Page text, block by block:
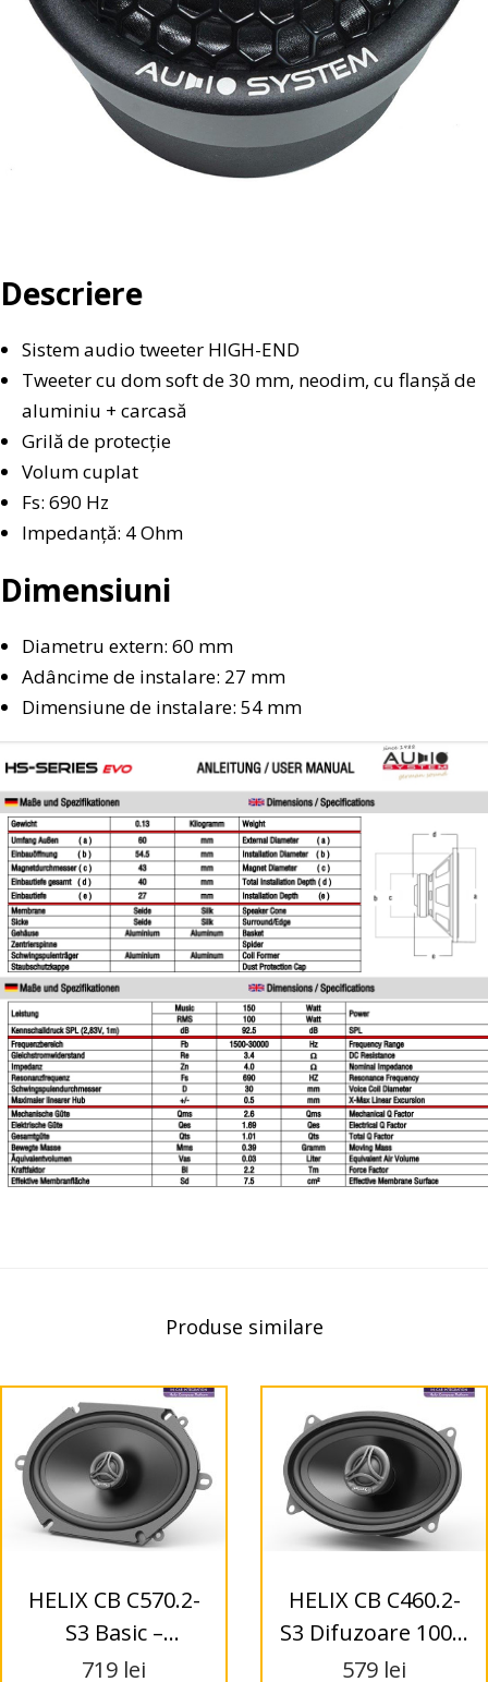
Descriere
Sistem audio tweeter HIGH-END
Tweeter cu dom soft de 30 mm, neodim, cu flanșă de
aluminiu + carcasă
Grilă de protecție
Volum cuplat
Fs: 690 Hz
Impedanță: 4 Ohm
Dimensiuni
Diametru extern: 60 mm
Adâncime de instalare: 27 mm
Dimensiune de instalare: 54 mm
Produse similare
HELIX CB C570.2-
S3 Basic –
Difuzoare Coaxial
719 lei
HELIX CB C460.2-
S3 Difuzoare 100 x
150 mm
579 lei